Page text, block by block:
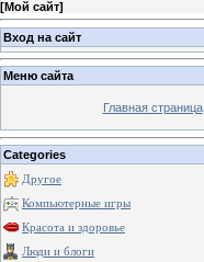
[Мой сайт]
Вход на сайт
Меню сайта
Главная страница
Categories
Другое
Компьютерные игры
Красота и здоровье
Люди и блоги